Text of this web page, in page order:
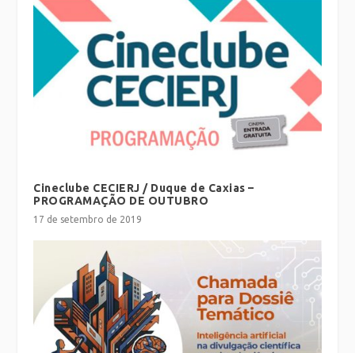
Cineclube CECIERJ / Duque de Caxias –
PROGRAMAÇÃO DE OUTUBRO
17 de setembro de 2019